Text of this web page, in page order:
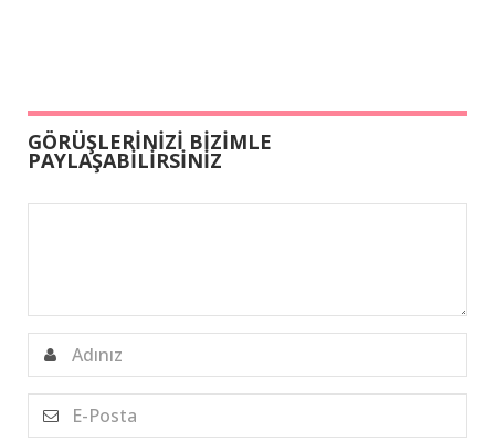
GÖRÜŞLERİNİZİ BİZİMLE
PAYLAŞABİLİRSİNİZ